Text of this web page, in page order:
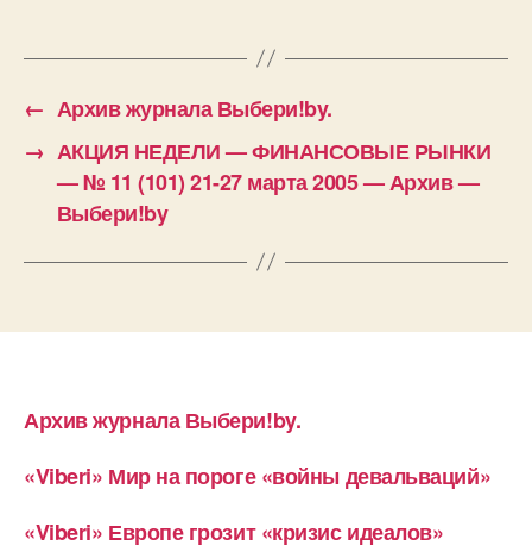
← Архив журнала Выбери!by.
→ АКЦИЯ НЕДЕЛИ — ФИНАНСОВЫЕ РЫНКИ
— № 11 (101) 21-27 марта 2005 — Архив —
Выбери!by
Архив журнала Выбери!by.
«Viberi» Мир на пороге «войны девальваций»
«Viberi» Европе грозит «кризис идеалов»